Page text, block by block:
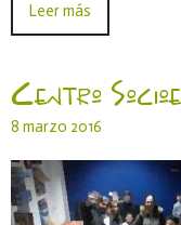
Leer más
Centro
8 marzo 2016